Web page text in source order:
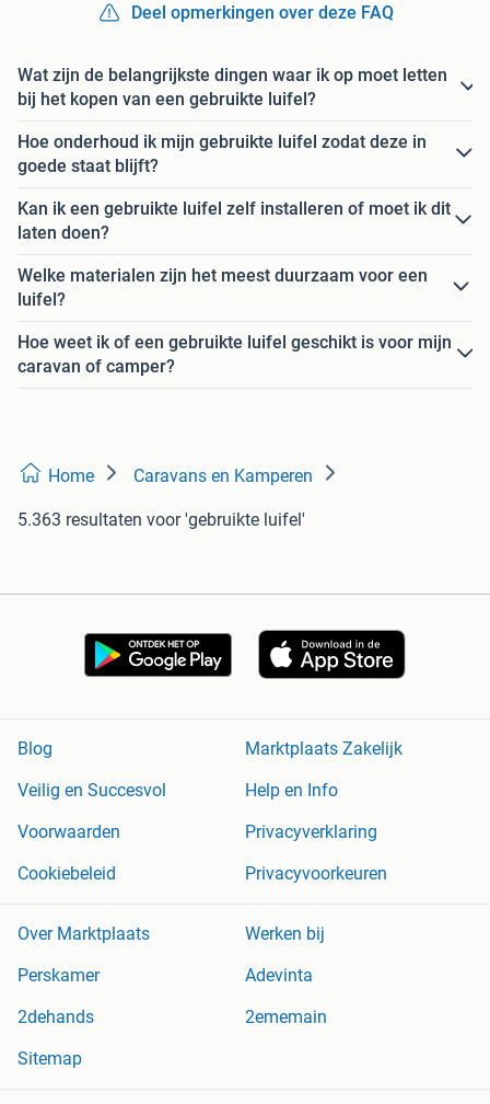
Deel opmerkingen over deze FAQ
Wat zijn de belangrijkste dingen waar ik op moet letten
bij het kopen van een gebruikte luifel?
Hoe onderhoud ik mijn gebruikte luifel zodat deze in
goede staat blijft?
Kan ik een gebruikte luifel zelf installeren of moet ik dit
laten doen?
Welke materialen zijn het meest duurzaam voor een
luifel?
Hoe weet ik of een gebruikte luifel geschikt is voor mijn
caravan of camper?
Home Caravans en Kamperen
5.363 resultaten voor 'gebruikte luifel'
Blog
Marktplaats Zakelijk
Veilig en Succesvol
Help en Info
Voorwaarden
Privacyverklaring
Cookiebeleid
Privacyvoorkeuren
Over Marktplaats
Werken bij
Perskamer
Adevinta
2dehands
2ememain
Sitemap